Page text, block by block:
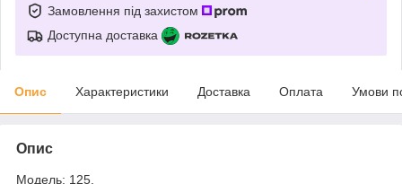
Замовлення під захистом
Доступна доставка
Опис Характеристики Доставка Оплата Умови
Опис
Модель: 125.